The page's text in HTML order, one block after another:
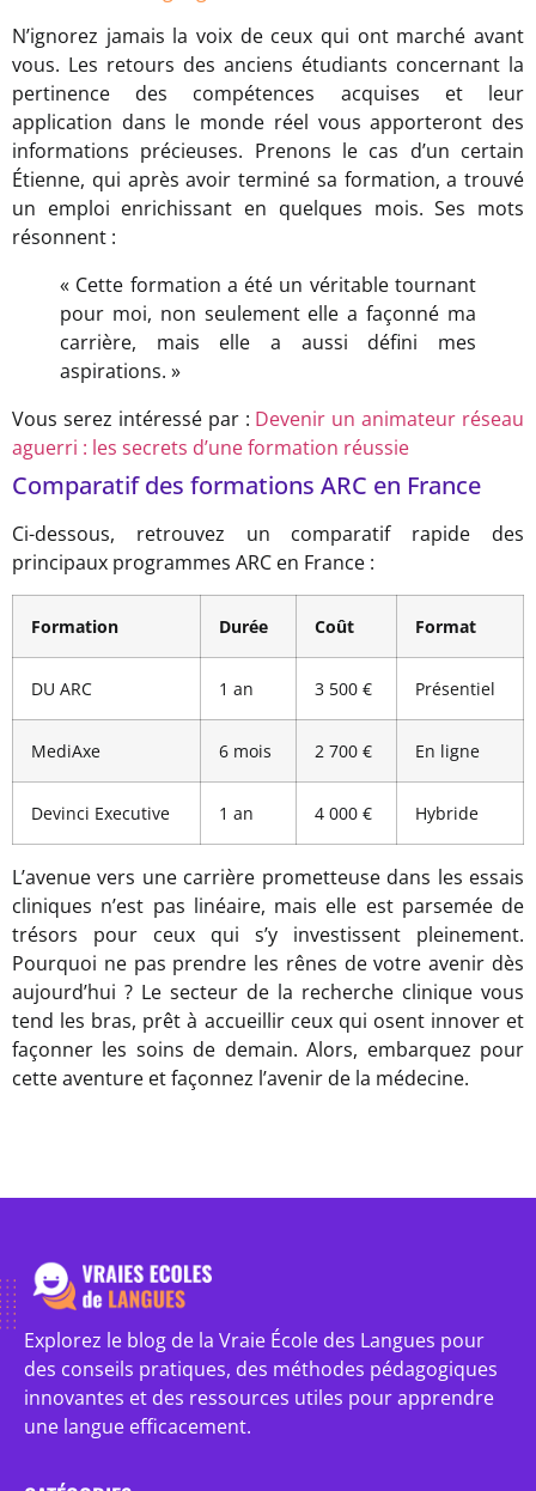
N’ignorez jamais la voix de ceux qui ont marché avant
vous. Les retours des anciens étudiants concernant la
pertinence des compétences acquises et leur
application dans le monde réel vous apporteront des
informations précieuses. Prenons le cas d’un certain
Étienne, qui après avoir terminé sa formation, a trouvé
un emploi enrichissant en quelques mois. Ses mots
résonnent :
« Cette formation a été un véritable tournant
pour moi, non seulement elle a façonné ma
carrière, mais elle a aussi défini mes
aspirations. »
Vous serez intéressé par : Devenir un animateur réseau
aguerri : les secrets d’une formation réussie
Comparatif des formations ARC en France
Ci-dessous, retrouvez un comparatif rapide des
principaux programmes ARC en France :
Formation Durée Coût Format
DU ARC 1 an 3 500 € Présentiel
MediAxe 6 mois 2 700 € En ligne
Devinci Executive 1 an 4 000 € Hybride
L’avenue vers une carrière prometteuse dans les essais
cliniques n’est pas linéaire, mais elle est parsemée de
trésors pour ceux qui s’y investissent pleinement.
Pourquoi ne pas prendre les rênes de votre avenir dès
aujourd’hui ? Le secteur de la recherche clinique vous
tend les bras, prêt à accueillir ceux qui osent innover et
façonner les soins de demain. Alors, embarquez pour
cette aventure et façonnez l’avenir de la médecine.
Explorez le blog de la Vraie École des Langues pour
des conseils pratiques, des méthodes pédagogiques
innovantes et des ressources utiles pour apprendre
une langue efficacement.